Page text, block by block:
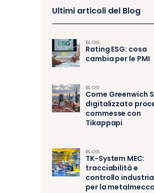
Ultimi articoli del Blog
Rating ESG: cosa
cambia per le PMI
BLOG
Come Greenwich
digitalizzato
commesse con
Tikappapi
BLOG
TK-System MEC:
tracciabilità e
controllo
per la
BLOG